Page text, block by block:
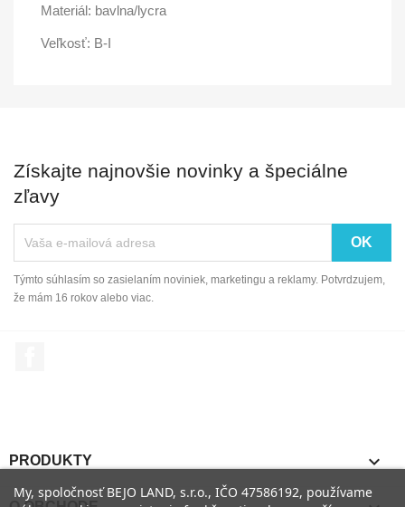
Materiál: bavlna/lycra
Veľkosť: B-I
Získajte najnovšie novinky a špeciálne
zľavy
Týmto súhlasím so zasielaním noviniek, marketingu a reklamy. Potvrdzujem,
že mám 16 rokov alebo viac.
PRODUKTY 
My, spoločnosť BEJO LAND, s.r.o., IČO 47586192, používame